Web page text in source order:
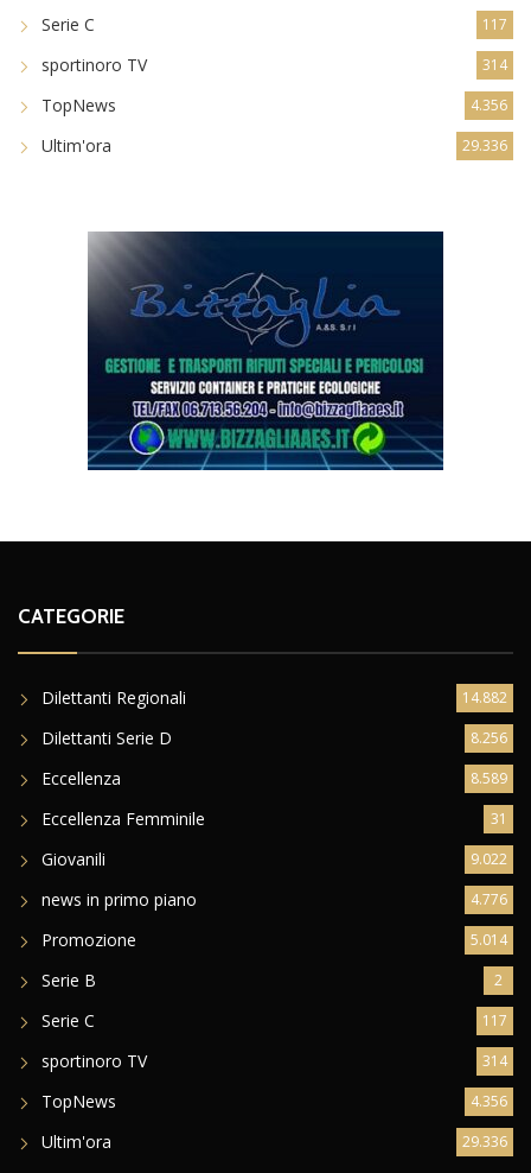
Serie C 117
sportinoro TV 314
TopNews 4.356
Ultim'ora 29.336
CATEGORIE
Dilettanti Regionali 14.882
Dilettanti Serie D 8.256
Eccellenza 8.589
Eccellenza Femminile 31
Giovanili 9.022
news in primo piano 4.776
Promozione 5.014
Serie B 2
Serie C 117
sportinoro TV 314
TopNews 4.356
Ultim'ora 29.336